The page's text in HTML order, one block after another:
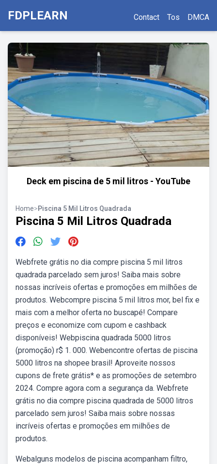
FDPLEARN Contact Tos DMCA
Deck em piscina de 5 mil litros - YouTube
Home>Piscina 5 Mil Litros Quadrada
Piscina 5 Mil Litros Quadrada
Webfrete grátis no dia compre piscina 5 mil litros
quadrada parcelado sem juros! Saiba mais sobre
nossas incríveis ofertas e promoções em milhões de
produtos. Webcompre piscina 5 mil litros mor, bel fix e
mais com a melhor oferta no buscapé! Compare
preços e economize com cupom e cashback
disponíveis! Webpiscina quadrada 5000 litros
(promoção) r$ 1. 000. Webencontre ofertas de piscina
5000 litros na shopee brasil! Aproveite nossos
cupons de frete grátis* e as promoções de setembro
2024. Compre agora com a segurança da. Webfrete
grátis no dia compre piscina quadrada de 5000 litros
parcelado sem juros! Saiba mais sobre nossas
incríveis ofertas e promoções em milhões de
produtos.
Webalguns modelos de piscina acompanham filtro,